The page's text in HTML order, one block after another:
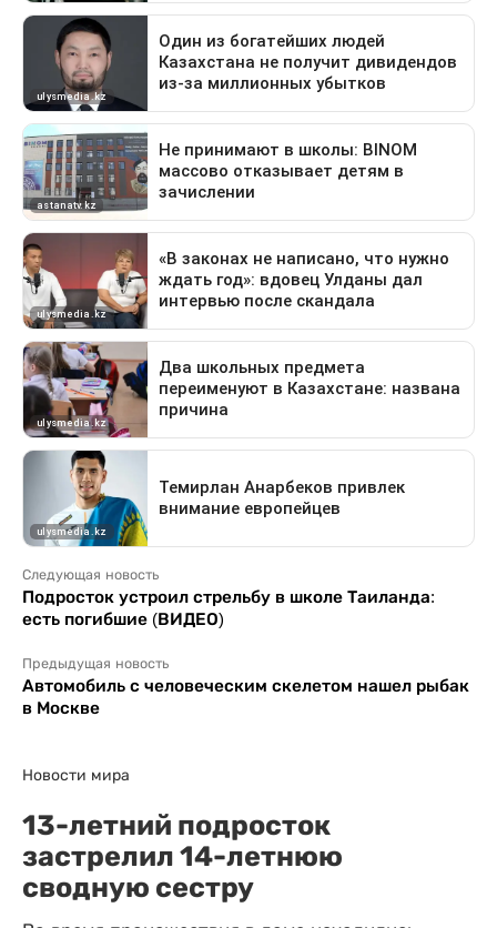
Следующая новость
Подросток устроил стрельбу в школе Таиланда:
есть погибшие (ВИДЕО)
Предыдущая новость
Автомобиль с человеческим скелетом нашел рыбак
в Москве
Новости мира
13-летний подросток
застрелил 14-летнюю
сводную сестру